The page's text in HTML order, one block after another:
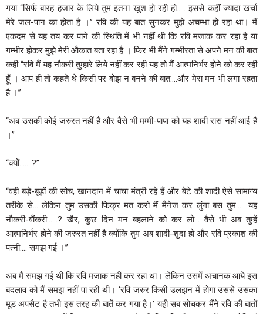
गया ‘‘सिर्फ बारह हजार के लिये तुम इतना खुश हो रही हो….. इससे कहीं ज्यादा खर्चा
मेरे जल-पान का होता है ।’’ रवि की यह बात सुनकर मुझे अचम्भा हो रहा था। मैं
एकदम से यह तय कर पाने की स्थिति में भी नहीं थी कि रवि मजाक कर रहा है या
गम्भीर होकर मुझे मेरी औकात बता रहा है । फिर भी मैंने गम्भीरता से अपने मन की बात
कही ‘‘रवि मैं यह नौकरी तुम्हारे लिये नहीं कर रही यह तो मैं आत्मनिर्भर होने को कर रही
हूँ । आप ही तो कहते थे किसी पर बोझ न बनने की बात….और मेरा मन भी लगा रहता
है ।’’
‘‘अब उसकी कोई जरुरत नहीं है और वैसे भी मम्मी-पापा को यह शादी रास नहीं आई है
।’’
‘‘क्यों…….?’’
‘‘वही बड़े-बूड़ों की सोच, खानदान में चाचा मंत्री रहे हैं और बेटे की शादी ऐसे सामान्य
तरीके से… लेकिन तुम उसकी फिक्र मत करो मैं मैनेज कर लुंगा बस तुम….. यह
नौकरी-वौंकरी……? खैर, कुछ दिन मन बहलाने को कर लो… वैसे भी अब तुम्हें
आत्मनिर्भर होने की जरुरत नहीं है क्योंकि तुम अब शादी-शुदा हो और रवि प्रकाश की
पत्नी…. समझ गई ।’’
अब मैं समझ गई थी कि रवि मजाक नहीं कर रहा था। लेकिन उसमें अचानक आये इस
बदलाव को मैं समझ नहीं पा रही थी। ‘रवि जरुर किसी उलझन में होगा उससे उसका
मूड अपसैट है तभी इस तरह की बातें कर गया है।’ यही सब सोचकर मैंने रवि की बातों